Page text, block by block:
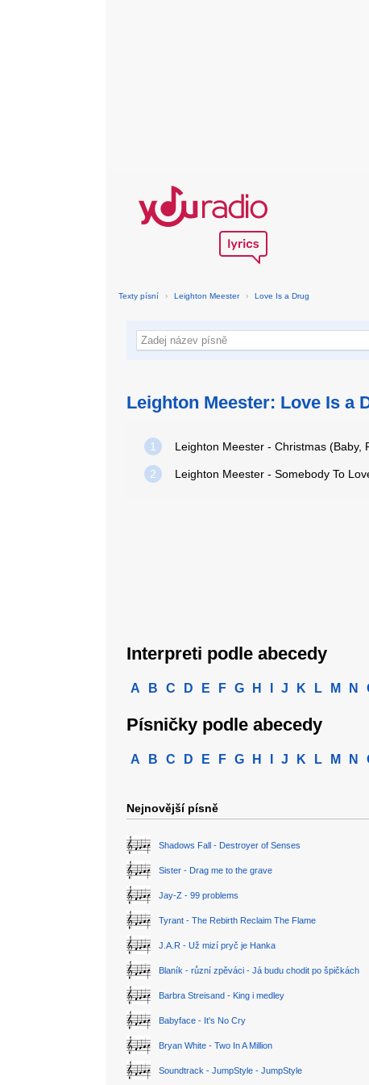
Texty písní › Leighton Meester › Love Is a Drug
Leighton Meester: Love Is a
1
2
Interpreti podle abecedy
A B C D E F G H J K L M N
Písničky podle abecedy
A B C D E F G H J K L M N
Nejnovější písně
Shadows Fall - Destroyer of Senses
Sister - Drag me to the grave
Jay-Z - 99 problems
Tyrant - The Rebirth Reclaim The Flame
J.A.R - Už mizí pryč je Hanka
Blaník - různí zpěváci - Já budu chodit po špičkách
Barbra Streisand - King i medley
Babyface - It's No Cry
Bryan White - Two In A Million
Soundtrack - JumpStyle - JumpStyle